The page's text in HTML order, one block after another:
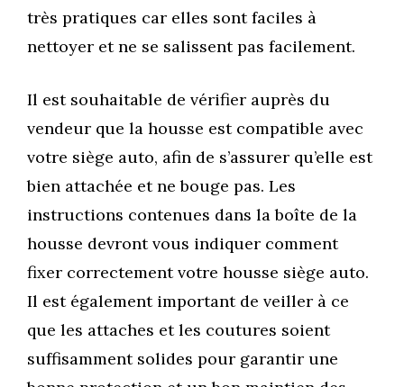
très pratiques car elles sont faciles à
nettoyer et ne se salissent pas facilement.
Il est souhaitable de vérifier auprès du
vendeur que la housse est compatible avec
votre siège auto, afin de s’assurer qu’elle est
bien attachée et ne bouge pas. Les
instructions contenues dans la boîte de la
housse devront vous indiquer comment
fixer correctement votre housse siège auto.
Il est également important de veiller à ce
que les attaches et les coutures soient
suffisamment solides pour garantir une